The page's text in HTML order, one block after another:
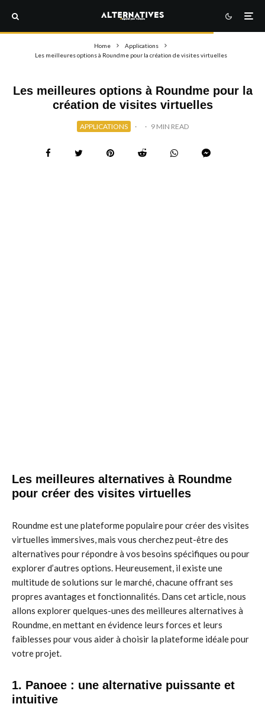
Home
Applications
Les meilleures options à Roundme pour la création de visites virtuelles
Les meilleures options à Roundme pour la
création de visites virtuelles
APPLICATIONS · · 9 MIN READ
Les meilleures alternatives à Roundme
pour créer des visites virtuelles
Roundme est une plateforme populaire pour créer des visites
virtuelles immersives, mais vous cherchez peut-être des
alternatives pour répondre à vos besoins spécifiques ou pour
explorer d’autres options. Heureusement, il existe une
multitude de solutions sur le marché, chacune offrant ses
propres avantages et fonctionnalités. Dans cet article, nous
allons explorer quelques-unes des meilleures alternatives à
Roundme, en mettant en évidence leurs forces et leurs
faiblesses pour vous aider à choisir la plateforme idéale pour
votre projet.
1. Panoee : une alternative puissante et
intuitive